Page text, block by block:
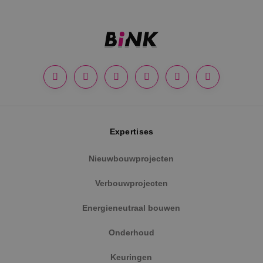
Expertises
Nieuwbouwprojecten
Verbouwprojecten
Energieneutraal bouwen
Onderhoud
Keuringen
.youtube.com